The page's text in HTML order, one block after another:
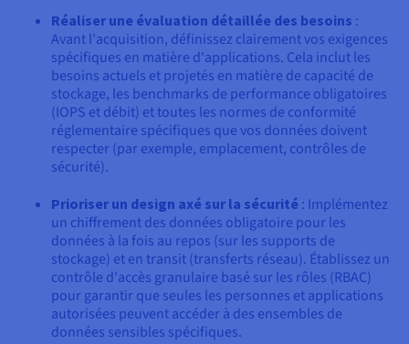
Réaliser une évaluation détaillée des besoins :
Avant l'acquisition, définissez clairement vos exigences
spécifiques en matière d'applications. Cela inclut les
besoins actuels et projetés en matière de capacité de
stockage, les benchmarks de performance obligatoires
(IOPS et débit) et toutes les normes de conformité
réglementaire spécifiques que vos données doivent
respecter (par exemple, emplacement, contrôles de
sécurité).
Prioriser un design axé sur la sécurité : Implémentez
un chiffrement des données obligatoire pour les
données à la fois au repos (sur les supports de
stockage) et en transit (transferts réseau). Établissez un
contrôle d'accès granulaire basé sur les rôles (RBAC)
pour garantir que seules les personnes et applications
autorisées peuvent accéder à des ensembles de
données sensibles spécifiques.